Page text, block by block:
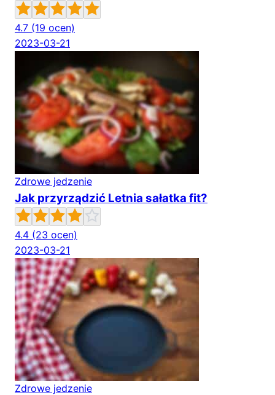
4.7 (19 ocen)
2023-03-21
Zdrowe jedzenie
Jak przyrządzić Letnia sałatka fit?
4.4 (23 ocen)
2023-03-21
Zdrowe jedzenie